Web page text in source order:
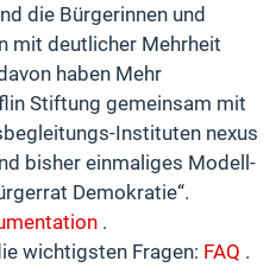
die Bürgerinnen und
mit deutlicher Mehrheit
haben Mehr
Stiftung gemeinsam mit
Instituten nexus
bisher einmaliges Modell-
Demokratie“.
.
wichtigsten Fragen: FAQ .